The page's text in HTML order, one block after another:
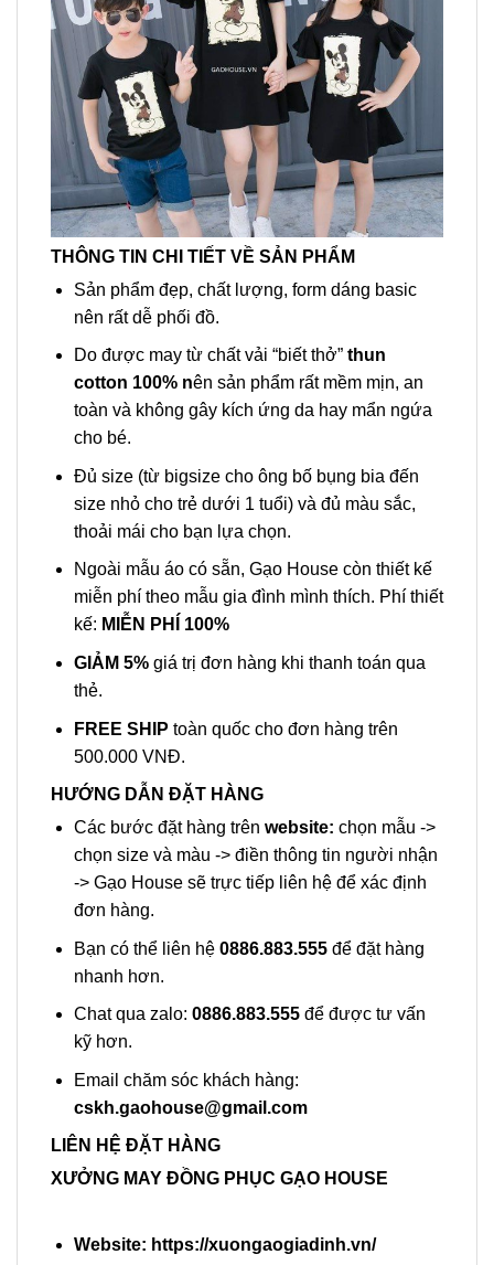
THÔNG TIN CHI TIẾT VỀ SẢN PHẨM
Sản phẩm đẹp, chất lượng, form dáng basic
nên rất dễ phối đồ.
Do được may từ chất vải “biết thở” thun
cotton 100% nên sản phẩm rất mềm mịn, an
toàn và không gây kích ứng da hay mẩn ngứa
cho bé.
Đủ size (từ bigsize cho ông bố bụng bia đến
size nhỏ cho trẻ dưới 1 tuổi) và đủ màu sắc,
thoải mái cho bạn lựa chọn.
Ngoài mẫu áo có sẵn, Gạo House còn thiết kế
miễn phí theo mẫu gia đình mình thích. Phí thiết
kế: MIỄN PHÍ 100%
GIẢM 5%giá trị đơn hàng khi thanh toán qua
thẻ.
FREE SHIP toàn quốc cho đơn hàng trên
500.000 VNĐ.
HƯỚNG DẪN ĐẶT HÀNG
Các bước đặt hàng trên website: chọn mẫu ->
chọn size và màu -> điền thông tin người nhận
-> Gạo House sẽ trực tiếp liên hệ để xác định
đơn hàng.
Bạn có thể liên hệ0886.883.555để đặt hàng
nhanh hơn.
Chat qua zalo: 0886.883.555để được tư vấn
kỹ hơn.
Email chăm sóc khách hàng:
cskh.gaohouse@gmail.com
LIÊN HỆ ĐẶT HÀNG
XƯỞNG MAY ĐỒNG PHỤC GẠO HOUSE
Website: https://xuongaogiadinh.vn/